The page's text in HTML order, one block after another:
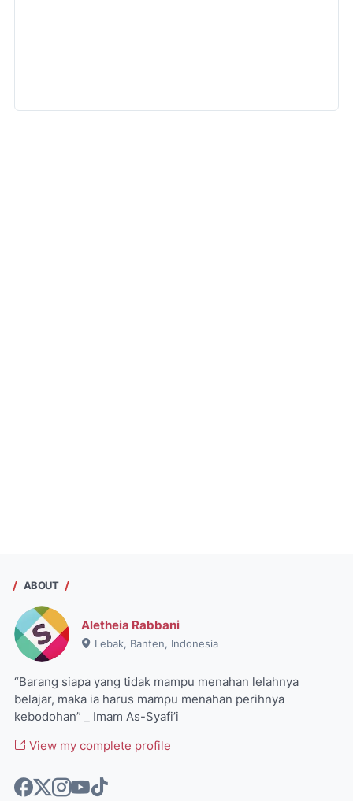
ABOUT
Aletheia Rabbani
Lebak, Banten, Indonesia
“Barang siapa yang tidak mampu menahan lelahnya
belajar, maka ia harus mampu menahan perihnya
kebodohan” _ Imam As-Syafi’i
View my complete profile